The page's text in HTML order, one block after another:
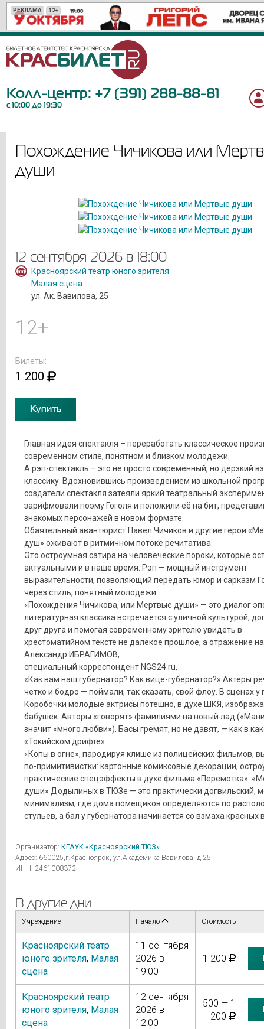
РЕКЛАМА 12+
РЕКЛАМА 12+
РЕКЛАМА 12+
РЕКЛАМА 12+
РЕКЛАМА 0+
РЕКЛАМА 16+
РЕКЛАМА 12+
РЕКЛАМА 18+
РЕКЛАМА 12+
РЕКЛАМА 12+
РЕКЛАМА 12+
РЕКЛАМА 6+
РЕКЛАМА 18+
РЕКЛАМА 6+
РЕКЛАМА 6+
РЕКЛАМА 16+
РЕКЛАМА 12+
РЕКЛАМА 6+
РЕКЛАМА 6+
РЕКЛАМА 6+
Колл-центр: +7 (391) 288-88-81
с 10:00 до 19:30
Похождение Чичикова или
души
12 сентября 2026 в 18:00
Красноярский театр юного зрителя
Малая сцена
ул. Ак. Вавилова, 25
12+
Билеты:
1 200
Купить
Главная идея спектакля – переработать классическое
современном стиле, понятном и близком молодежи.
А рэп-спектакль – это не просто современный, но дерзкий
классику. Вдохновившись произведением из школьной
создатели спектакля затеяли яркий театральный
зарифмовали поэму Гоголя и положили её на бит,
знакомых персонажей в новом формате.
Обаятельный авантюрист Павел Чичиков и другие герои
душ» оживают в ритмичном потоке речитатива.
Это остроумная сатира на человеческие пороки, которые
актуальными и в наше время. Рэп — мощный инструмент
выразительности, позволяющий передать юмор и сарказм
через стиль, понятный молодежи.
«Похождения Чичикова, или Мертвые души» — это диалог
литературная классика встречается с уличной культурой,
друг друга и помогая современному зрителю увидеть в
хрестоматийном тексте не далекое прошлое, а отражение
Александр ИБРАГИМОВ,
специальный корреспондент NGS24.ru,
«Как вам наш губернатор? Как вице-губернатор?» Актеры
четко и бодро — поймали, так сказать, свой флоу. В сценах
Коробочки молодые актрисы потешно, в духе ШКЯ,
бабушек. Авторы «говорят» фамилиями на новый лад
значит «много любви»). Басы гремят, но не давят, — как в
«Токийском дрифте».
«Копы в огне», пародируя клише из полицейских фильмов,
по-примитивистки: картонные комиксовые декорации,
практические спецэффекты в духе фильма «Перемотка».
души» Додылиных в ТЮЗе — это практически догвильский,
минимализм, где дома помещиков определяются по
стульев, а бал у губернатора начинается со взмаха красных
Организатор: КГАУК «Красноярский ТЮЗ»
Адрес: 660025,г.Красноярск, ул.Академика Вавилова, д.25
ИНН: 2461008372
В другие дни
Учреждение Начало Стоимость
Красноярский театр
юного зрителя, Малая
сцена
11 сентября
2026 в
19:00
1 200
Красноярский театр
юного зрителя, Малая
сцена
12 сентября
2026 в
12:00
500 — 1
200